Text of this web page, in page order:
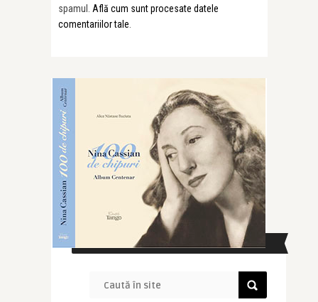
spamul. Află cum sunt procesate datele
comentariilor tale.
CAUTĂ ÎN SITE